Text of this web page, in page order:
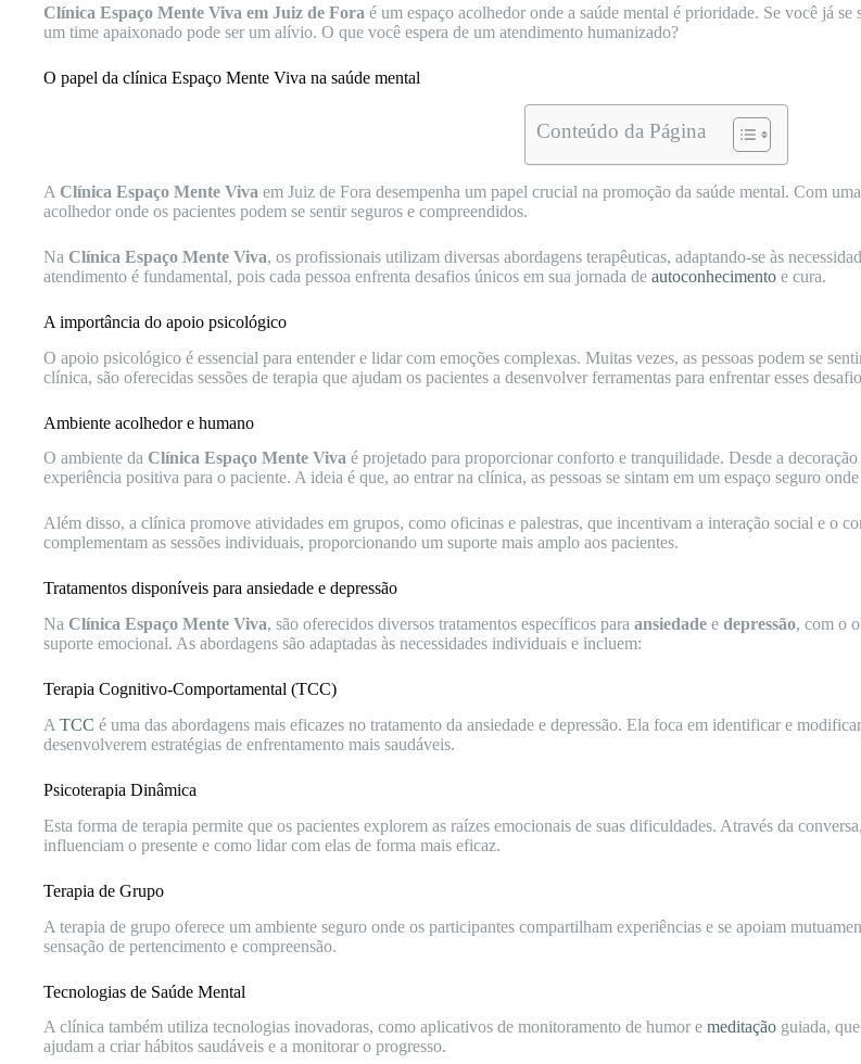
Clínica Espaço Mente Viva em Juiz de Fora é um espaço acolhedor onde a saúde mental é prioridade. Se você já
um time apaixonado pode ser um alívio. O que você espera de um atendimento humanizado?
O papel da clínica Espaço Mente Viva na saúde mental
Conteúdo da Página
A Clínica Espaço Mente Viva em Juiz de Fora desempenha um papel crucial na promoção da saúde mental. Com
acolhedor onde os pacientes podem se sentir seguros e compreendidos.
Na Clínica Espaço Mente Viva, os profissionais utilizam diversas abordagens terapêuticas, adaptando-se às
atendimento é fundamental, pois cada pessoa enfrenta desafios únicos em sua jornada de autoconhecimento e cura.
A importância do apoio psicológico
O apoio psicológico é essencial para entender e lidar com emoções complexas. Muitas vezes, as pessoas podem se
clínica, são oferecidas sessões de terapia que ajudam os pacientes a desenvolver ferramentas para enfrentar esses
Ambiente acolhedor e humano
O ambiente da Clínica Espaço Mente Viva é projetado para proporcionar conforto e tranquilidade. Desde a
experiência positiva para o paciente. A ideia é que, ao entrar na clínica, as pessoas se sintam em um espaço seguro
Além disso, a clínica promove atividades em grupos, como oficinas e palestras, que incentivam a interação social e o
complementam as sessões individuais, proporcionando um suporte mais amplo aos pacientes.
Tratamentos disponíveis para ansiedade e depressão
Na Clínica Espaço Mente Viva, são oferecidos diversos tratamentos específicos para ansiedade e depressão, com o
suporte emocional. As abordagens são adaptadas às necessidades individuais e incluem:
Terapia Cognitivo-Comportamental (TCC)
A TCC é uma das abordagens mais eficazes no tratamento da ansiedade e depressão. Ela foca em identificar e
desenvolverem estratégias de enfrentamento mais saudáveis.
Psicoterapia Dinâmica
Esta forma de terapia permite que os pacientes explorem as raízes emocionais de suas dificuldades. Através da
influenciam o presente e como lidar com elas de forma mais eficaz.
Terapia de Grupo
A terapia de grupo oferece um ambiente seguro onde os participantes compartilham experiências e se apoiam
sensação de pertencimento e compreensão.
Tecnologias de Saúde Mental
A clínica também utiliza tecnologias inovadoras, como aplicativos de monitoramento de humor e meditação guiada,
ajudam a criar hábitos saudáveis e a monitorar o progresso.